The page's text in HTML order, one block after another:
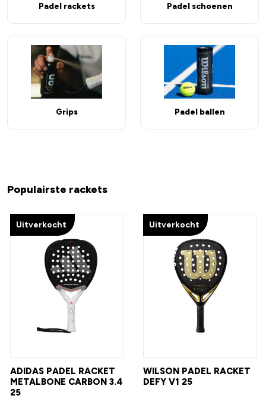
Padel rackets Padel schoenen
Grips Padel ballen
Populairste rackets
Uitverkocht
ADIDAS PADEL RACKET
METALBONE CARBON 3.4
25
Uitverkocht
WILSON PADEL RACKET
DEFY V1 25